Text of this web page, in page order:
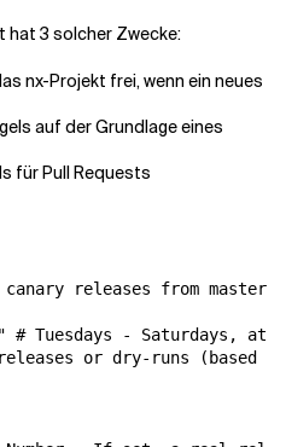
hat 3 solcher Zwecke:
nx-Projekt frei, wenn ein neues
auf der Grundlage eines
für Pull Requests
releases from master
# Tuesdays - Saturdays, at
or dry-runs (based